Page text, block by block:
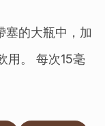
塞的大瓶中，加
用。 每次15毫